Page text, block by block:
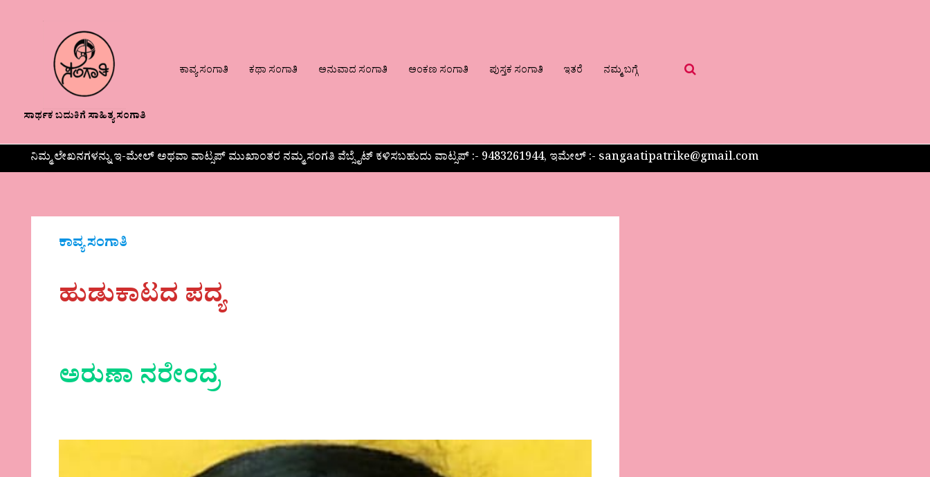
ಸಾರ್ಥಕ ಬದುಕಿಗೆ ಸಾಹಿತ್ಯ ಸಂಗಾತಿ
ಕಾವ್ಯ ಸಂಗಾತಿ ಕಥಾ ಸಂಗಾತಿ ಅನುವಾದ ಸಂಗಾತಿ ಅಂಕಣ ಸಂಗಾತಿ ಪುಸ್ತಕ ಸಂಗಾತಿ ಇತರೆ ನಮ್ಮ ಬಗ್ಗೆ
ನಿಮ್ಮ ಲೇಖನಗಳನ್ನು ಇ-ಮೇಲ್ ಅಥವಾ ವಾಟ್ಸಪ್ ಮುಖಾಂತರ ನಮ್ಮ ಸಂಗತಿ ವೆಬ್ಸೈಟ್ ಕಳಿಸಬಹುದು ವಾಟ್ಸಪ್‌ :- 9483261944, ಇಮೇಲ್ :- sangaatipatrike@gmail.com
ಕಾವ್ಯ ಸಂಗಾತಿ
ಹುಡುಕಾಟದ ಪದ್ಯ
ಅರುಣಾ ನರೇಂದ್ರ